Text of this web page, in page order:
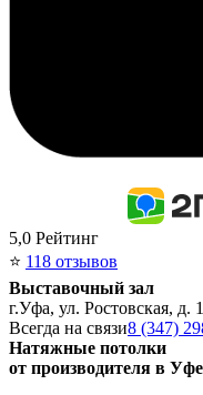
5,0 Рейтинг
⭐ 118 отзывов
Выставочный зал
г.Уфа, ул. Ростовская, д.
Всегда на связи8 (347)
Натяжные потолки
от производителя в Уфе